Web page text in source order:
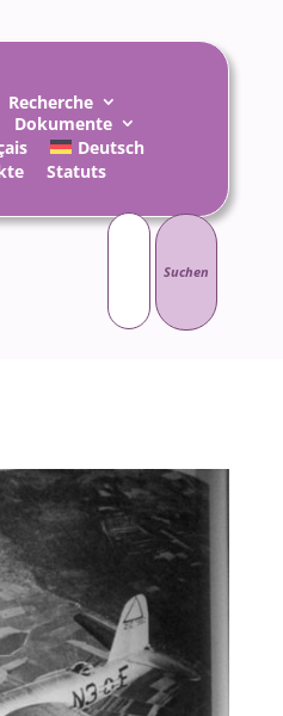
Recherche
Dokumente
Deutsch
Statuts
Suchen
nach: